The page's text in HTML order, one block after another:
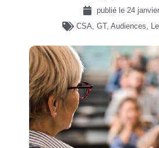
publié le 24
CSA, GT, Audiences,